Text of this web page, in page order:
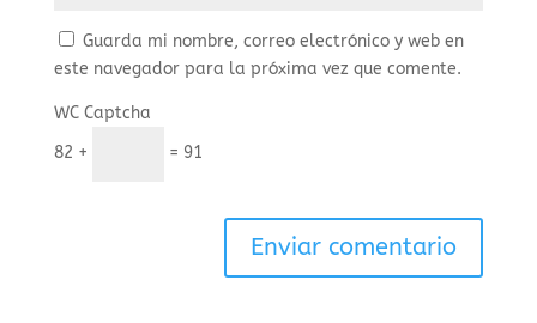
Guarda mi nombre, correo electrónico y web en
este navegador para la próxima vez que comente.
WC Captcha
82 +
= 91